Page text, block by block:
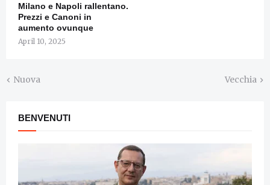
Milano e Napoli rallentano.
Prezzi e Canoni in
aumento ovunque
April 10, 2025
Nuova Vecchia
BENVENUTI